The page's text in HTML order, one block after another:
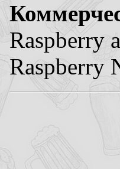
Raspberry
Raspberry